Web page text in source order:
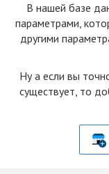
В нашей базе
параметрами,
другими
Ну а если вы
существует, то